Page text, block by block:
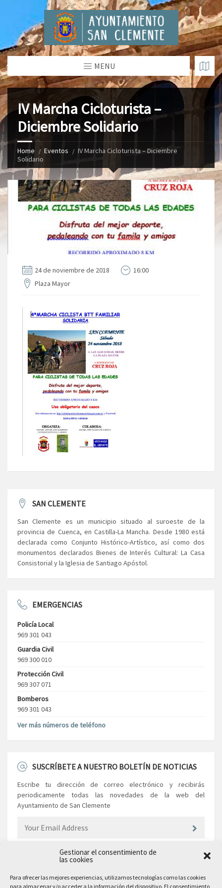
Gestionar el consentimiento de
las cookies
Para ofrecer las mejores experiencias, utilizamos tecnologías como las cookies
para almacenar y/o acceder a la información del dispositivo. El consentimiento
MENU
IV Marcha Cicloturista –
Diciembre Solidario
Home Eventos
IV Marcha Cicloturista – Diciembre
Solidario
24 de noviembre de 2018
16:00
Plaza Mayor
SAN CLEMENTE
San Clemente es un municipio situado al suroeste de la
provincia de Cuenca, en Castilla-La Mancha. Desde 1980 está
declarada como Conjunto Histórico-Artístico, así como dos
monumentos declarados Bienes de Interés Cultural: La Casa
Consistorial y la Iglesia de Santiago Apóstol.
EMERGENCIAS
Policía Local
969 301 043
Guardia Civil
969 300 010
Protección Civil
969 307 071
Bomberos
969 301 043
Ver más números de teléfono
SUSCRÍBETE A NUESTRO BOLETÍN DE NOTICIAS
Escribe tu dirección de correo electrónico y recibirás
periodicamente todas las novedades de la web del
Ayuntamiento de San Clemente
EL AYUNTAMIENTO